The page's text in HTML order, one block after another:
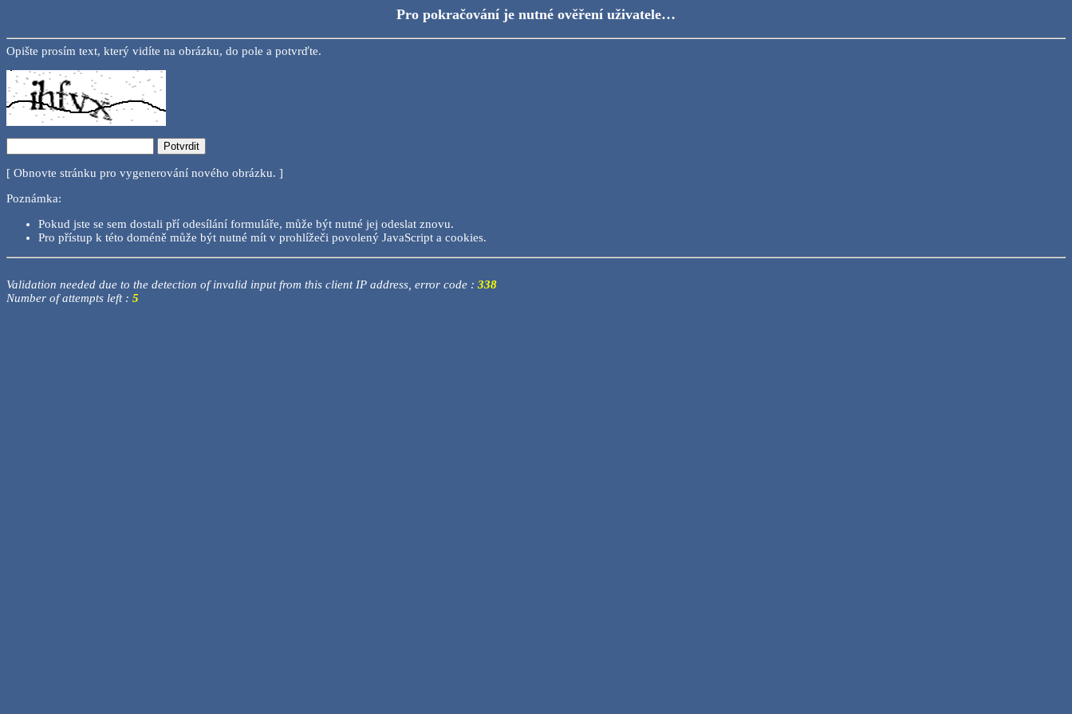
Pro pokračování je nutné ověření uživatele…
Opište prosím text, který vidíte na obrázku, do pole a potvrďte.
[ Obnovte stránku pro vygenerování nového obrázku. ]
Poznámka:
Pokud jste se sem dostali pří odesílání formuláře, může být nutné jej odeslat znovu.
Pro přístup k této doméně může být nutné mít v prohlížeči povolený JavaScript a cookies.
Validation needed due to the detection of invalid input from this client IP address, error code : 338
Number of attempts left : 5